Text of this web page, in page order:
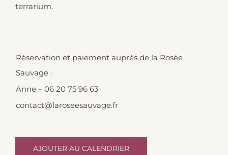
terrarium.
Réservation et paiement auprès de la Rosée
Sauvage :
Anne – 06 20 75 96 63
contact@laroseesauvage.fr
AJOUTER AU CALENDRIER